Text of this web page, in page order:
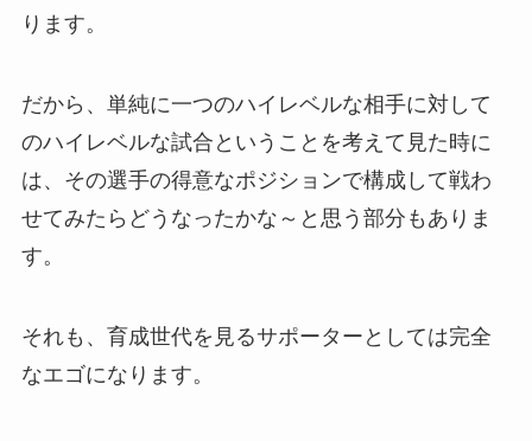
ります。
だから、単純に一つのハイレベルな相手に対して
のハイレベルな試合ということを考えて見た時に
は、その選手の得意なポジションで構成して戦わ
せてみたらどうなったかな～と思う部分もありま
す。
それも、育成世代を見るサポーターとしては完全
なエゴになります。